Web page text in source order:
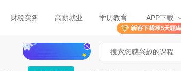
财税实务 高薪就业 学历教育 APP下载
搜索您感兴趣的课程